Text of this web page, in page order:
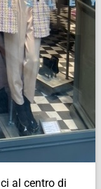
al centro di